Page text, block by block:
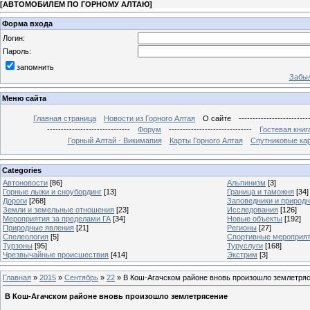
[АВТОМОБИЛЕМ ПО ГОРНОМУ АЛТАЮ]
Форма входа
Логин:
Пароль:
запомнить
Меню сайта
Главная страница Новости из Горного Алтая О сайте
------------------------------
Форум ------------------------------
Гостевая
Горный Алтай - Викимапия
Карты Горного Алтая Спутниковые
Categories
Автоновости [86] Альпинизм [3]
Горные лыжи и сноубординг [13] Граница и таможня [34]
Дороги [268]
Заповедники и
Земли и земельные отношения [23] Исследования [126]
Мероприятия за пределами ГА [34] Новые объекты [192]
Природные явления [21] Регионы [27]
Спелеология [5]
Спортивные
Турзоны [95] Туруслуги [168]
Чрезвычайные происшествия [414] Экстрим [3]
Главная » 2015 » Сентябрь » 22 » В Кош-Агачском районе вновь произошло
В Кош-Агачском районе вновь произошло землетрясение